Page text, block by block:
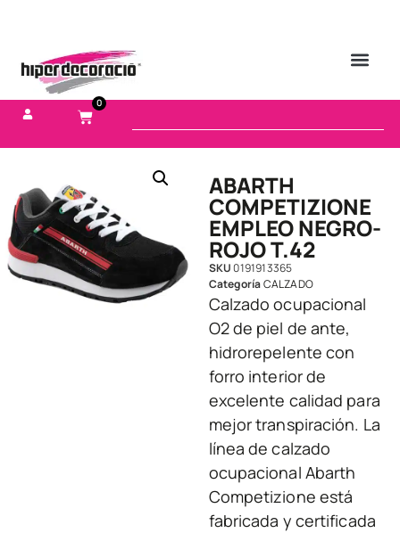
0
ABARTH
COMPETIZIONE
EMPLEO NEGRO-
ROJO T.42
SKU0191913365
CategoríaCALZADO
Calzado ocupacional
O2 de piel de ante,
hidrorepelente con
forro interior de
excelente calidad para
mejor transpiración. La
línea de calzado
ocupacional Abarth
Competizione está
fabricada y certificada